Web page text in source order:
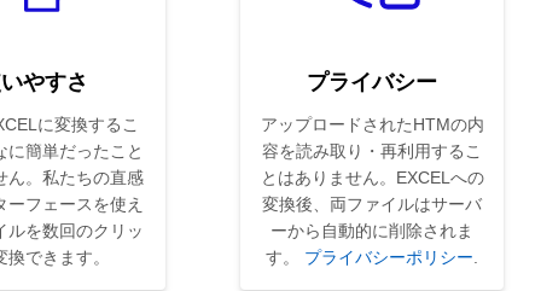
やすさ
に変換するこ
に簡単だったこと
ん。私たちの直感
ーフェースを使え
ルを数回のクリッ
換できます。
プライバシー
アップロードされたHTMの内
容を読み取り・再利用するこ
とはありません。EXCELへの
変換後、両ファイルはサーバ
ーから自動的に削除されま
す。 プライバシーポリシー